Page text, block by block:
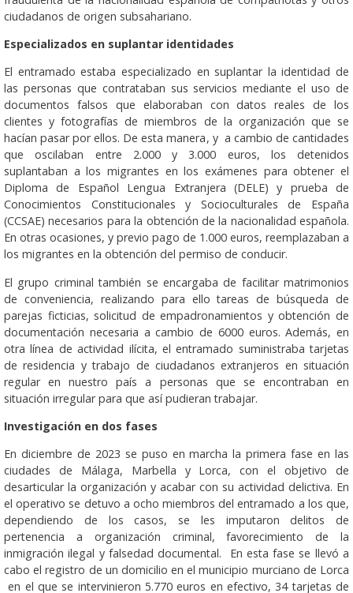
ciudadanos de origen subsahariano.
Especializados en suplantar identidades
El entramado estaba especializado en suplantar la identidad de
las personas que contrataban sus servicios mediante el uso de
documentos falsos que elaboraban con datos reales de los
clientes y fotografías de miembros de la organización que se
hacían pasar por ellos. De esta manera, y a cambio de cantidades
que oscilaban entre 2.000 y 3.000 euros, los detenidos
suplantaban a los migrantes en los exámenes para obtener el
Diploma de Español Lengua Extranjera (DELE) y prueba de
Conocimientos Constitucionales y Socioculturales de España
(CCSAE) necesarios para la obtención de la nacionalidad española.
En otras ocasiones, y previo pago de 1.000 euros, reemplazaban a
los migrantes en la obtención del permiso de conducir.
El grupo criminal también se encargaba de facilitar matrimonios
de conveniencia, realizando para ello tareas de búsqueda de
parejas ficticias, solicitud de empadronamientos y obtención de
documentación necesaria a cambio de 6000 euros. Además, en
otra línea de actividad ilícita, el entramado suministraba tarjetas
de residencia y trabajo de ciudadanos extranjeros en situación
regular en nuestro país a personas que se encontraban en
situación irregular para que así pudieran trabajar.
Investigación en dos fases
En diciembre de 2023 se puso en marcha la primera fase en las
ciudades de Málaga, Marbella y Lorca, con el objetivo de
desarticular la organización y acabar con su actividad delictiva. En
el operativo se detuvo a ocho miembros del entramado a los que,
dependiendo de los casos, se les imputaron delitos de
pertenencia a organización criminal, favorecimiento de la
inmigración ilegal y falsedad documental. En esta fase se llevó a
cabo el registro de un domicilio en el municipio murciano de Lorca
en el que se intervinieron 5.770 euros en efectivo, 34 tarjetas de